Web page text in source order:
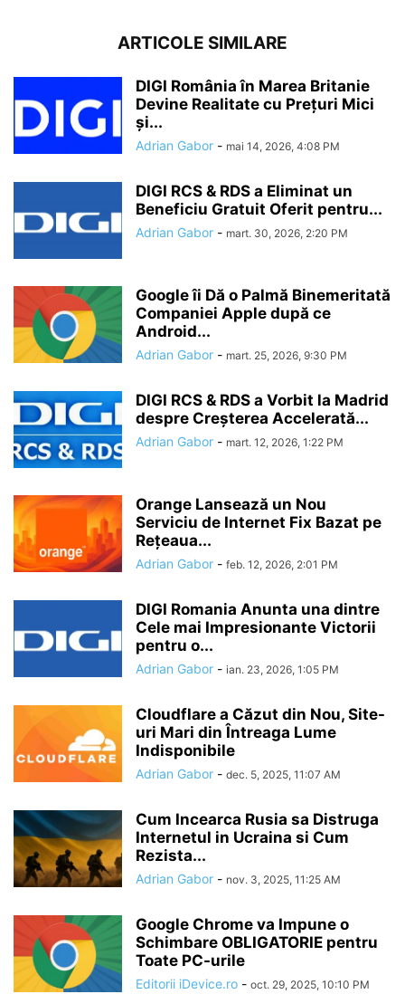
ARTICOLE SIMILARE
DIGI România în Marea Britanie
Devine Realitate cu Prețuri Mici
și...
Adrian Gabor - mai 14, 2026, 4:08 PM
DIGI RCS & RDS a Eliminat un
Beneficiu Gratuit Oferit pentru...
Adrian Gabor - mart. 30, 2026, 2:20 PM
Google îi Dă o Palmă Binemeritată
Companiei Apple după ce
Android...
Adrian Gabor - mart. 25, 2026, 9:30 PM
DIGI RCS & RDS a Vorbit la Madrid
despre Creșterea Accelerată...
Adrian Gabor - mart. 12, 2026, 1:22 PM
Orange Lansează un Nou
Serviciu de Internet Fix Bazat pe
Rețeaua...
Adrian Gabor - feb. 12, 2026, 2:01 PM
DIGI Romania Anunta una dintre
Cele mai Impresionante Victorii
pentru o...
Adrian Gabor - ian. 23, 2026, 1:05 PM
Cloudflare a Căzut din Nou, Site-
uri Mari din Întreaga Lume
Indisponibile
Adrian Gabor - dec. 5, 2025, 11:07 AM
Cum Incearca Rusia sa Distruga
Internetul in Ucraina si Cum
Rezista...
Adrian Gabor - nov. 3, 2025, 11:25 AM
Google Chrome va Impune o
Schimbare OBLIGATORIE pentru
Toate PC-urile
Editorii iDevice.ro - oct. 29, 2025, 10:10 PM